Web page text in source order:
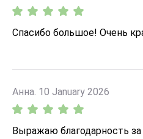
Спасибо большое! Очень
Анна. 10 January 2026
Выражаю благодарность